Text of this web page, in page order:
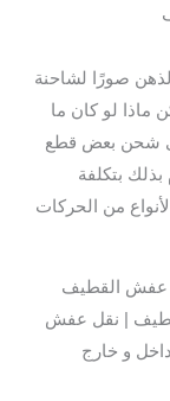
صورًا لشاحنة
ماذا لو كان ما
شحن بعض قطع
بذلك بتكلفة
من الحركات
عفش القطيف
| نقل عفش
و خارج